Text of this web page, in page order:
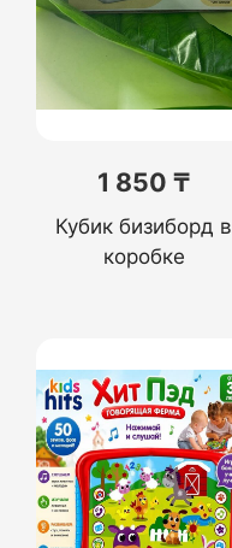
1 850 ₸
Кубик бизиборд в
коробке